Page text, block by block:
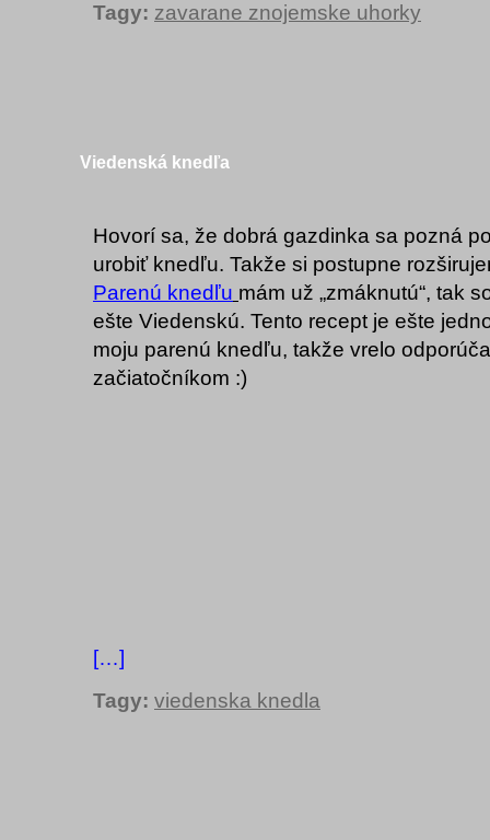
Tagy: zavarane znojemske uhorky
Viedenská knedľa
Hovorí sa, že dobrá gazdinka sa pozná
urobiť knedľu. Takže si postupne
Parenú knedľu mám už „zmáknutú“, tak
ešte Viedenskú. Tento recept je ešte
moju parenú knedľu, takže vrelo
začiatočníkom :)
[…]
Tagy: viedenska knedla